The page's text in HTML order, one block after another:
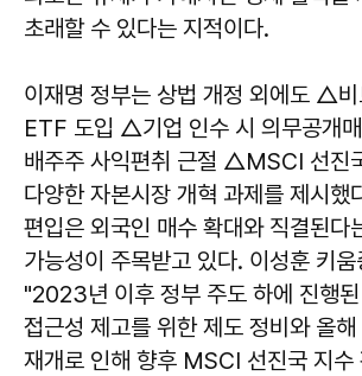
초래할 수 있다는 지적이다.
이재명 정부는 상법 개정 외에도 △
ETF 도입 △기업 인수 시 의무공개
배주주 사익편취 근절 △MSCI 선진
다양한 자본시장 개혁 과제를 제시
편입은 외국인 매수 확대와 직결된다
가능성이 주목받고 있다. 이성훈 키
"2023년 이후 정부 주도 하에 진행
접근성 제고를 위한 제도 정비와 올
재개로 인해 향후 MSCI 선진국 지수